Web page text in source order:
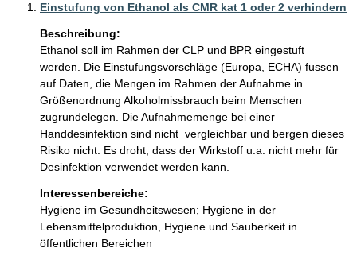
Einstufung von Ethanol als CMR kat 1 oder 2 verhindern
Beschreibung:
Ethanol soll im Rahmen der CLP und BPR eingestuft
werden. Die Einstufungsvorschläge (Europa, ECHA) fussen
auf Daten, die Mengen im Rahmen der Aufnahme in
Größenordnung Alkoholmissbrauch beim Menschen
zugrundelegen. Die Aufnahmemenge bei einer
Handdesinfektion sind nicht  vergleichbar und bergen dieses
Risiko nicht. Es droht, dass der Wirkstoff u.a. nicht mehr für
Desinfektion verwendet werden kann.
Interessenbereiche:
Hygiene im Gesundheitswesen; Hygiene in der
Lebensmittelproduktion, Hygiene und Sauberkeit in
öffentlichen Bereichen